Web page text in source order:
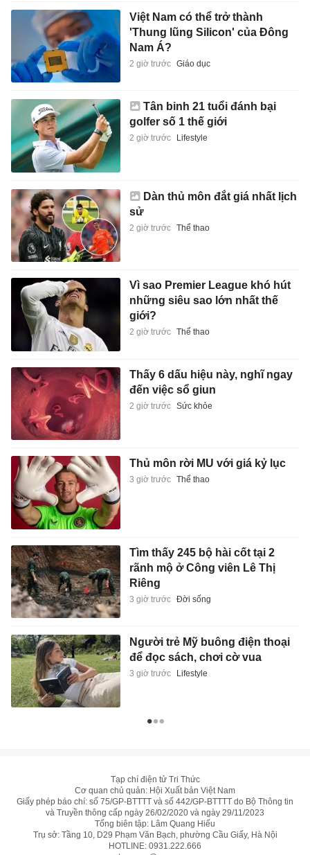
Việt Nam có thể trở thành
'Thung lũng Silicon' của Đông
Nam Á?
2 giờ trước Giáo dục
Tân binh 21 tuổi đánh bại
golfer số 1 thế giới
2 giờ trước Lifestyle
Dàn thủ môn đắt giá nhất lịch
sử
2 giờ trước Thể thao
Vì sao Premier League khó hút
những siêu sao lớn nhất thế
giới?
2 giờ trước Thể thao
Thấy 6 dấu hiệu này, nghĩ ngay
đến việc sổ giun
2 giờ trước Sức khỏe
Thủ môn rời MU với giá kỷ lục
3 giờ trước Thể thao
Tìm thấy 245 bộ hài cốt tại 2
rãnh mộ ở Công viên Lê Thị
Riêng
3 giờ trước Đời sống
Người trẻ Mỹ buông điện thoại
để đọc sách, chơi cờ vua
3 giờ trước Lifestyle
Tạp chí điện tử Tri Thức
Cơ quan chủ quản: Hội Xuất bản Việt Nam
Giấy phép báo chí: số 75/GP-BTTTT và số 442/GP-BTTTT do Bộ Thông tin
và Truyền thông cấp ngày 26/02/2020 và ngày 29/11/2023
Tổng biên tập: Lâm Quang Hiếu
Trụ sở: Tầng 10, D29 Phạm Văn Bạch, phường Cầu Giấy, Hà Nội
HOTLINE: 0931.222.666